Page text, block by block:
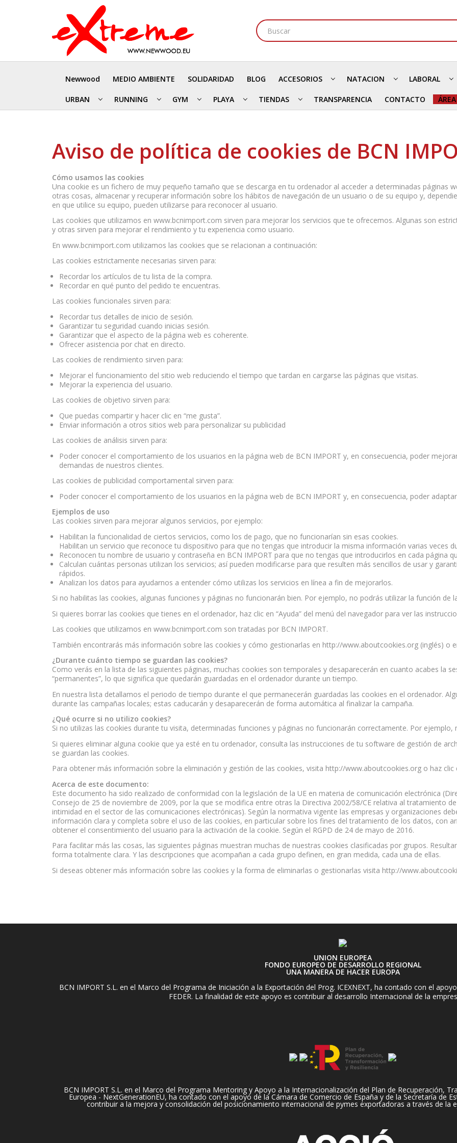
Newwood MEDIO AMBIENTE SOLIDARIDAD BLOG ACCESORIOS NATACION LABORAL
URBAN RUNNING GYM PLAYA TIENDAS TRANSPARENCIA CONTACTO
Aviso de política de cookies de BCN
Cómo usamos las cookies
Una cookie es un fichero de muy pequeño tamaño que se descarga en tu ordenador al acceder a determinadas páginas
otras cosas, almacenar y recuperar información sobre los hábitos de navegación de un usuario o de su equipo y,
en que utilice su equipo, pueden utilizarse para reconocer al usuario.
Las cookies que utilizamos en www.bcnimport.com sirven para mejorar los servicios que te ofrecemos. Algunas son
y otras sirven para mejorar el rendimiento y tu experiencia como usuario.
En www.bcnimport.com utilizamos las cookies que se relacionan a continuación:
Las cookies estrictamente necesarias sirven para:
Recordar los artículos de tu lista de la compra.
Recordar en qué punto del pedido te encuentras.
Las cookies funcionales sirven para:
Recordar tus detalles de inicio de sesión.
Garantizar tu seguridad cuando inicias sesión.
Garantizar que el aspecto de la página web es coherente.
Ofrecer asistencia por chat en directo.
Las cookies de rendimiento sirven para:
Mejorar el funcionamiento del sitio web reduciendo el tiempo que tardan en cargarse las páginas que visitas.
Mejorar la experiencia del usuario.
Las cookies de objetivo sirven para:
Que puedas compartir y hacer clic en “me gusta”.
Enviar información a otros sitios web para personalizar su publicidad
Las cookies de análisis sirven para:
Poder conocer el comportamiento de los usuarios en la página web de BCN IMPORT y, en consecuencia, poder
demandas de nuestros clientes.
Las cookies de publicidad comportamental sirven para:
Poder conocer el comportamiento de los usuarios en la página web de BCN IMPORT y, en consecuencia, poder
Ejemplos de uso
Las cookies sirven para mejorar algunos servicios, por ejemplo:
Habilitan la funcionalidad de ciertos servicios, como los de pago, que no funcionarían sin esas cookies.
Habilitan un servicio que reconoce tu dispositivo para que no tengas que introducir la misma información varias veces
Reconocen tu nombre de usuario y contraseña en BCN IMPORT para que no tengas que introducirlos en cada página
Calculan cuántas personas utilizan los servicios; así pueden modificarse para que resulten más sencillos de usar y
rápidos.
Analizan los datos para ayudarnos a entender cómo utilizas los servicios en línea a fin de mejorarlos.
Si no habilitas las cookies, algunas funciones y páginas no funcionarán bien. Por ejemplo, no podrás utilizar la función de
Si quieres borrar las cookies que tienes en el ordenador, haz clic en “Ayuda” del menú del navegador para ver las
Las cookies que utilizamos en www.bcnimport.com son tratadas por BCN IMPORT.
También encontrarás más información sobre las cookies y cómo gestionarlas en http://www.aboutcookies.org (inglés) o
¿Durante cuánto tiempo se guardan las cookies?
Como verás en la lista de las siguientes páginas, muchas cookies son temporales y desaparecerán en cuanto acabes la
“permanentes”, lo que significa que quedarán guardadas en el ordenador durante un tiempo.
En nuestra lista detallamos el periodo de tiempo durante el que permanecerán guardadas las cookies en el ordenador.
durante las campañas locales; estas caducarán y desaparecerán de forma automática al finalizar la campaña.
¿Qué ocurre si no utilizo cookies?
Si no utilizas las cookies durante tu visita, determinadas funciones y páginas no funcionarán correctamente. Por ejemplo,
Si quieres eliminar alguna cookie que ya esté en tu ordenador, consulta las instrucciones de tu software de gestión de
se guardan las cookies.
Para obtener más información sobre la eliminación y gestión de las cookies, visita http://www.aboutcookies.org o haz clic
Acerca de este documento:
Este documento ha sido realizado de conformidad con la legislación de la UE en materia de comunicación electrónica
Consejo de 25 de noviembre de 2009, por la que se modifica entre otras la Directiva 2002/58/CE relativa al tratamiento
intimidad en el sector de las comunicaciones electrónicas). Según la normativa vigente las empresas y organizaciones
información clara y completa sobre el uso de las cookies, en particular sobre los fines del tratamiento de los datos, con
obtener el consentimiento del usuario para la activación de la cookie. Según el RGPD de 24 de mayo de 2016.
Para facilitar más las cosas, las siguientes páginas muestran muchas de nuestras cookies clasificadas por grupos.
forma totalmente clara. Y las descripciones que acompañan a cada grupo definen, en gran medida, cada una de ellas.
Si deseas obtener más información sobre las cookies y la forma de eliminarlas o gestionarlas visita http://
UNION EUROPEA
FONDO EUROPEO DE DESARROLLO REGIONAL
UNA MANERA DE HACER EUROPA
BCN IMPORT S.L. en el Marco del Programa de Iniciación a la Exportación del Prog. ICEXNEXT, ha contado con el
FEDER. La finalidad de este apoyo es contribuir al desarrollo Internacional de la
BCN IMPORT S.L. en el Marco del Programa Mentoring y Apoyo a la Internacionalización del Plan de Recuperación,
Europea - NextGenerationEU, ha contado con el apoyo de la Cámara de Comercio de España y de la Secretaría de
contribuir a la mejora y consolidación del posicionamiento internacional de pymes exportadoras a través de la